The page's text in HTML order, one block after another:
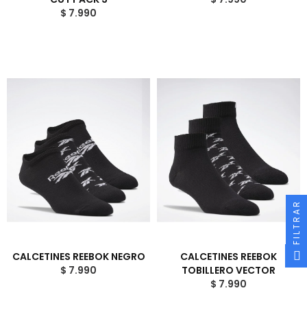
$ 7.990
CALCETINES REEBOK NEGRO
$ 7.990
CALCETINES REEBOK
TOBILLERO VECTOR
$ 7.990
FILTRAR